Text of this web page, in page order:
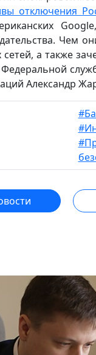
отключения
Чем
а также
Александр